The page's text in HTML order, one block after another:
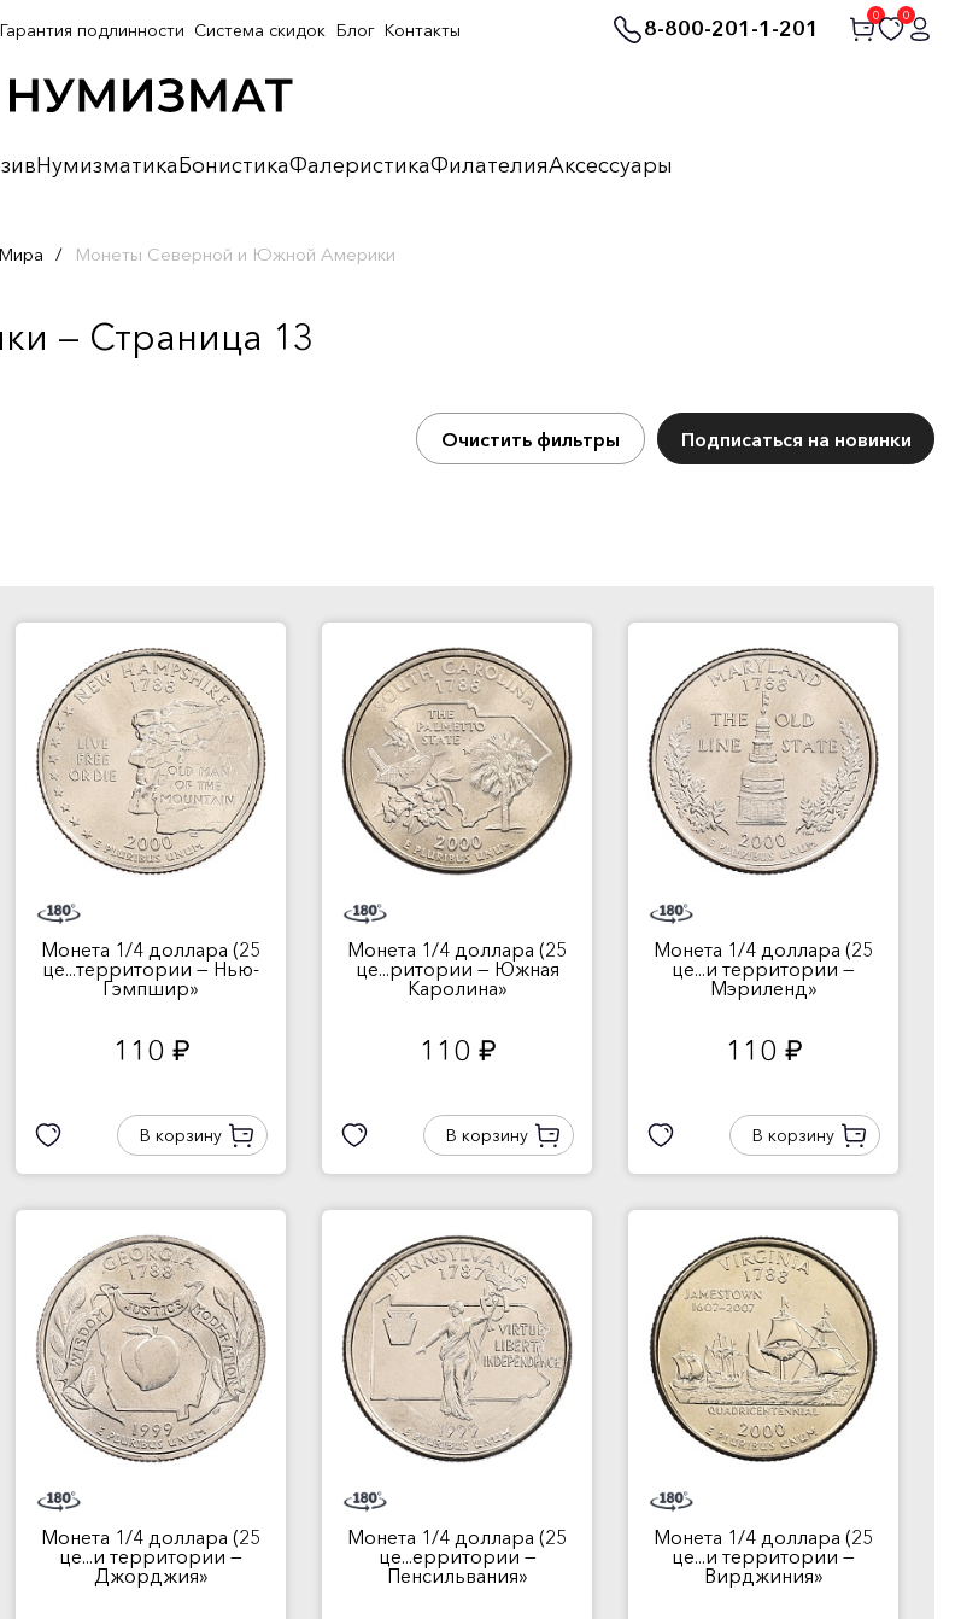
8-800-201-1-201
0 0
НумизматикаБонистикаФалеристикаФилателияАксессуары
Гарантия подлинности Система скидок Блог Контакты
/ Монеты Северной и Южной Америки
— Страница 13
Очистить фильтры Подписаться на новинки
Монета 1/4 доллара (25
це...территории — Нью-
Гэмпшир»
110 руб.
В корзину
Монета 1/4 доллара (25
це...ритории — Южная
Каролина»
110 руб.
В корзину
Монета 1/4 доллара (25
це...и территории —
Мэриленд»
110 руб.
В корзину
Монета 1/4 доллара (25
це...и территории —
Джорджия»
Монета 1/4 доллара (25
це...ерритории —
Пенсильвания»
Монета 1/4 доллара (25
це...и территории —
Вирджиния»